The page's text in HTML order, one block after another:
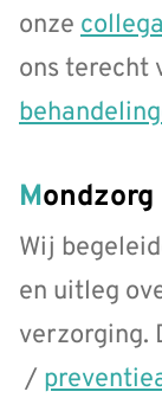
onze
ons terecht
Mondzorg
Wij
en uitleg
verzorging.
/